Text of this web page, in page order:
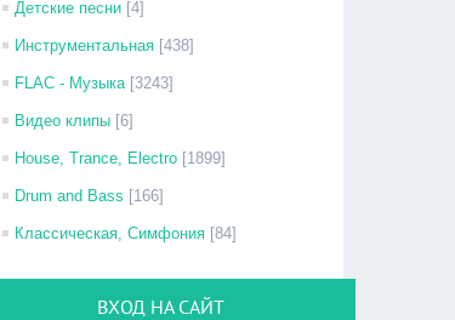
Детские песни [4]
Инструментальная [438]
FLAC - Музыка [3243]
Видео клипы [6]
House, Trance, Electro [1899]
Drum and Bass [166]
Классическая, Симфония [84]
ВХОД НА САЙТ